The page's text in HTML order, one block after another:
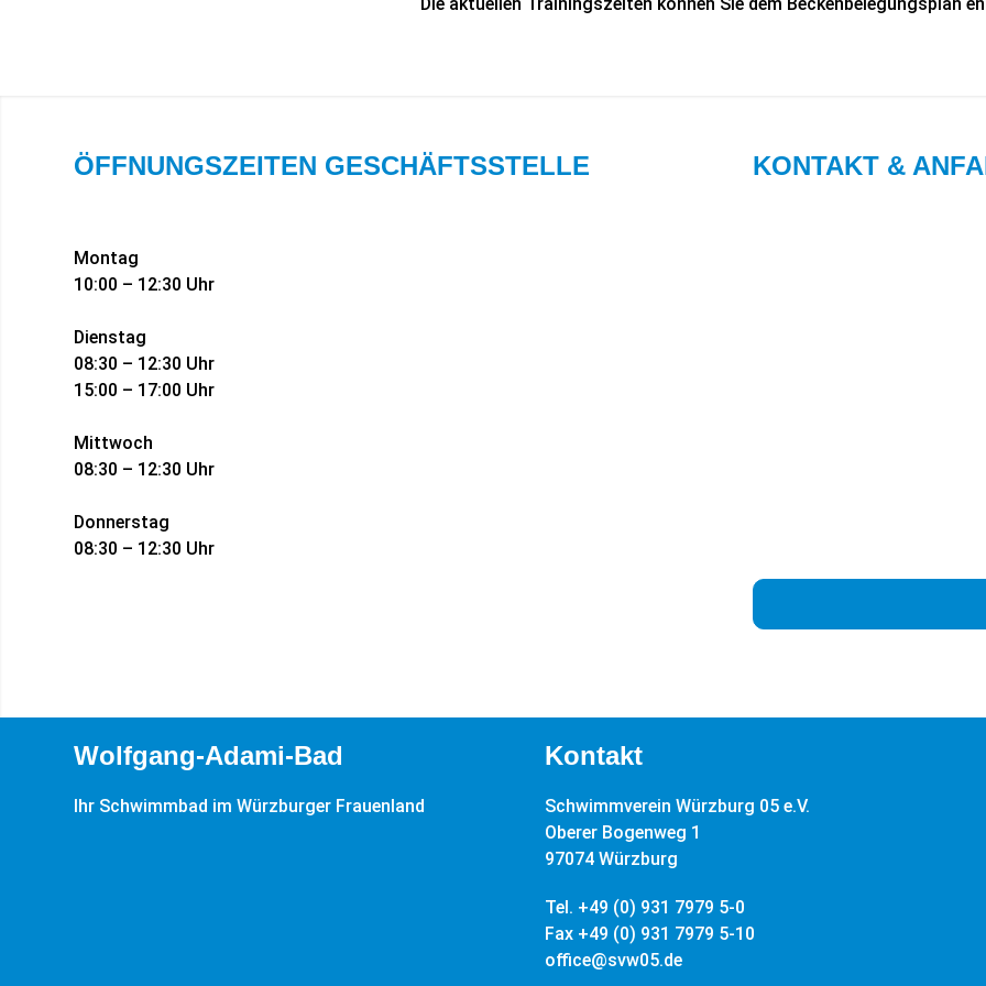
Die aktuellen Trainingszeiten können Sie dem Beckenbelegungsplan
ÖFFNUNGSZEITEN GESCHÄFTSSTELLE
Montag
10:00 – 12:30 Uhr
Dienstag
08:30 – 12:30 Uhr
15:00 – 17:00 Uhr
Mittwoch
08:30 – 12:30 Uhr
Donnerstag
08:30 – 12:30 Uhr
KONTAKT &
Wolfgang-Adami-Bad
Ihr Schwimmbad im Würzburger Frauenland
Kontakt
Schwimmverein Würzburg 05 e.V.
Oberer Bogenweg 1
97074 Würzburg
Tel. +49 (0) 931 7979 5-0
Fax +49 (0) 931 7979 5-10
office@svw05.de